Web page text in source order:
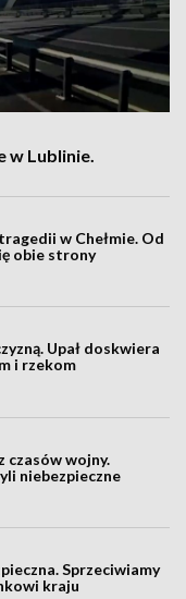
w Lublinie.
w Chełmie. Od
obie strony
Upał doskwiera
i rzekom
czasów wojny.
niebezpieczne
Sprzeciwiamy
kraju